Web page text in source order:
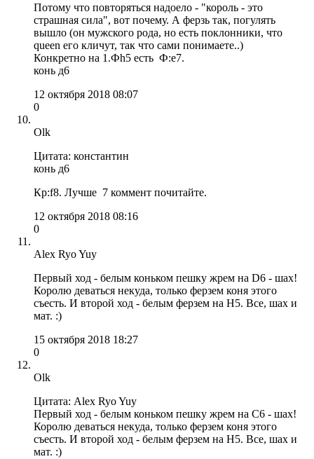
Потому что повторяться надоело - "король - это
страшная сила", вот почему. А ферзь так, погулять
вышло (он мужского рода, но есть поклонники, что
queen его кличут, так что сами понимаете..)
Конкретно на 1.Фh5 есть Ф:e7.
конь д6
12 октября 2018 08:07
0
Olk
Цитата: константин
конь д6
Кр:f8. Лучше 7 коммент почитайте.
12 октября 2018 08:16
0
Alex Ryo Yuy
Первый ход - белым коньком пешку жрем на D6 - шах!
Королю деваться некуда, только ферзем коня этого
съесть. И второй ход - белым ферзем на H5. Все, шах и
мат. :)
15 октября 2018 18:27
0
Olk
Цитата: Alex Ryo Yuy
Первый ход - белым коньком пешку жрем на С6 - шах!
Королю деваться некуда, только ферзем коня этого
съесть. И второй ход - белым ферзем на H5. Все, шах и
мат. :)